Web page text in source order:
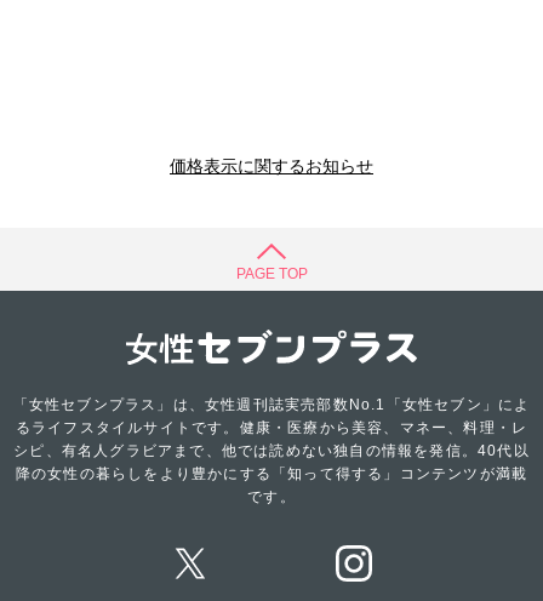
価格表示に関するお知らせ
PAGE TOP
「女性セブンプラス」は、女性週刊誌実売部数No.1「女性セブン」によ
るライフスタイルサイトです。健康・医療から美容、マネー、料理・レ
シピ、有名人グラビアまで、他では読めない独自の情報を発信。40代以
降の女性の暮らしをより豊かにする「知って得する」コンテンツが満載
です。